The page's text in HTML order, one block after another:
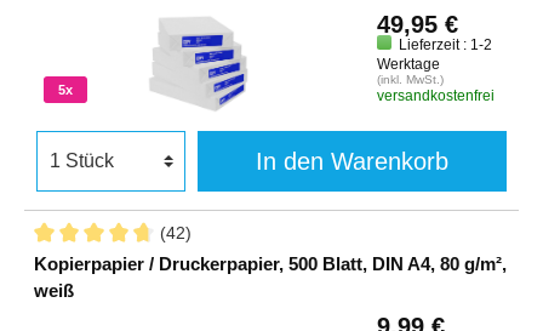
5x
49,95 €
Lieferzeit : 1-2
Werktage
(inkl. MwSt.)
versandkostenfrei
In den Warenkorb
(42)
Kopierpapier / Druckerpapier, 500 Blatt, DIN A4, 80 g/m²,
weiß